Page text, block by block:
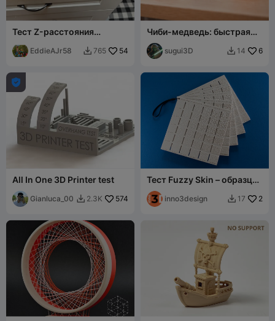
Тест Z-расстояния
EddieAJr58  765 54
Чиби-медведь: быстрая
печать
sugui3D  14 6

All In One 3D Printer test
Gianluca_00  2.3K 574
Тест Fuzzy Skin – образцы
пластин для 5 типов
узоровinno3design  17 2